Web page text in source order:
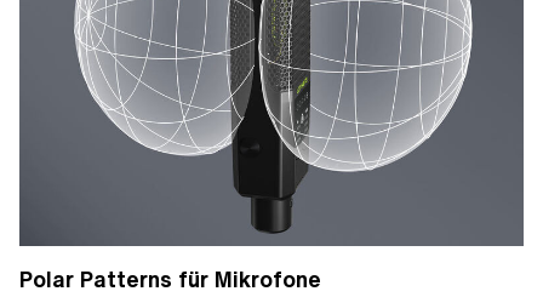
Polar Patterns für Mikrofone